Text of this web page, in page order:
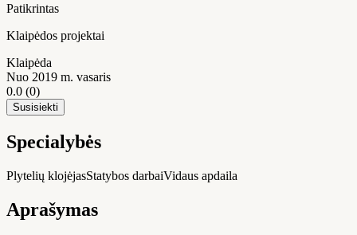
Patikrintas
Klaipėdos projektai
Klaipėda
Nuo 2019 m. vasaris
0.0 (0)
Susisiekti
Specialybės
Plytelių klojėjasStatybos darbaiVidaus apdaila
Aprašymas